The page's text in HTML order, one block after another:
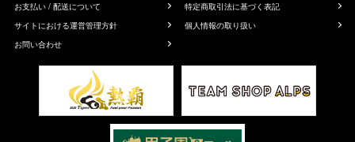
お支払い / 配送について
特定商取引法に基づく表記
サイトにおける運営管理方針
個人情報の取り扱い
お問い合わせ